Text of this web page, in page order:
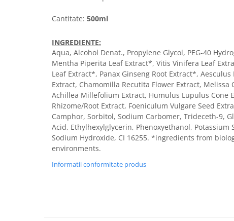
Cantitate: 500ml
INGREDIENTE:
Aqua, Alcohol Denat., Propylene Glycol, PEG-40
Mentha Piperita Leaf Extract*, Vitis Vinifera Leaf
Leaf Extract*, Panax Ginseng Root Extract*,
Extract, Chamomilla Recutita Flower Extract, Melissa
Achillea Millefolium Extract, Humulus Lupulus Cone
Rhizome/Root Extract, Foeniculum Vulgare Seed
Camphor, Sorbitol, Sodium Carbomer, Trideceth-9,
Acid, Ethylhexylglycerin, Phenoxyethanol, Potassium
Sodium Hydroxide, CI 16255. *ingredients from
environments.
Informatii conformitate produs